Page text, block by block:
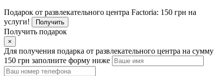
Подарок от развлекательного центра Factoria: 150 грн на
услуги!
Получить
Получить подарок
×
Для получения подарка от развлекательного центра на сумму
150 грн заполните форму ниже